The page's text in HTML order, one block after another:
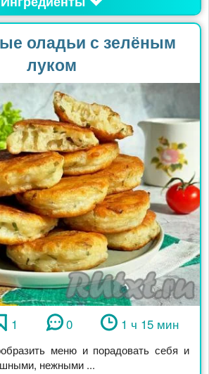
оладьи с зелёным
луком
1 0 1 ч 15 мин
меню и порадовать себя и
нежными ...